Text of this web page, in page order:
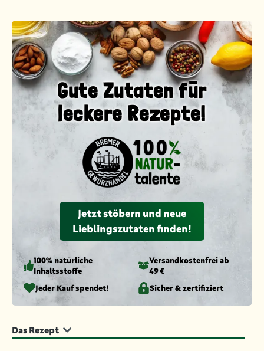
Gute Zutaten für
leckere Rezepte!
Jetzt stöbern und neue
Lieblingszutaten finden!
100% natürliche
Inhaltsstoffe
Versandkosten­frei ab
49 €
Jeder Kauf spendet!
Sicher & zertifiziert
Das Rezept